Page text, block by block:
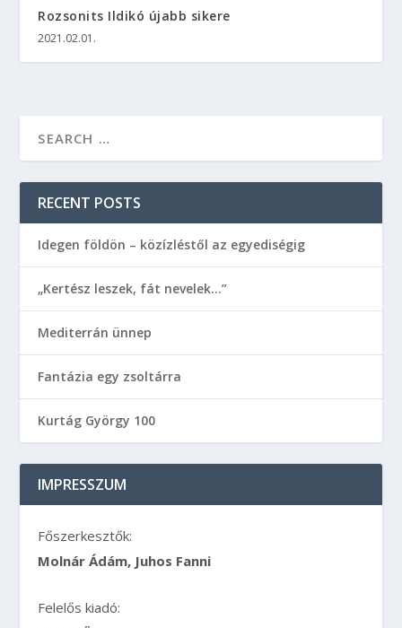
Rozsonits Ildikó újabb sikere
2021.02.01.
RECENT POSTS
Idegen földön – közízléstől az egyediségig
„Kertész leszek, fát nevelek…”
Mediterrán ünnep
Fantázia egy zsoltárra
Kurtág György 100
IMPRESSZUM
Főszerkesztők:
Molnár Ádám, Juhos Fanni
Felelős kiadó: